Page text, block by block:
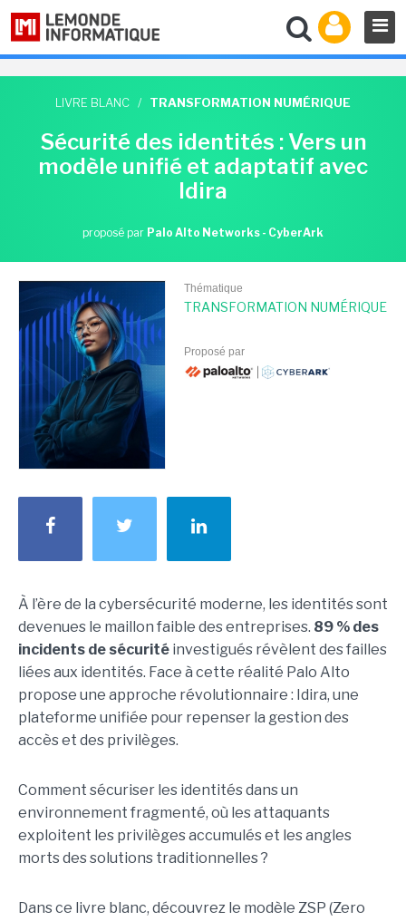
LIVRE BLANC / TRANSFORMATION NUMÉRIQUE
Sécurité des identités : Vers un
modèle unifié et adaptatif avec
Idira
proposé par Palo Alto Networks - CyberArk
Thématique
TRANSFORMATION NUMÉRIQUE
Proposé par
À l’ère de la cybersécurité moderne, les identités sont
devenues le maillon faible des entreprises. 89 % des
incidents de sécurité investigués révèlent des failles
liées aux identités. Face à cette réalité Palo Alto
propose une approche révolutionnaire : Idira, une
plateforme unifiée pour repenser la gestion des
accès et des privilèges.
Comment sécuriser les identités dans un
environnement fragmenté, où les attaquants
exploitent les privilèges accumulés et les angles
morts des solutions traditionnelles ?
Dans ce livre blanc, découvrez le modèle ZSP (Zero